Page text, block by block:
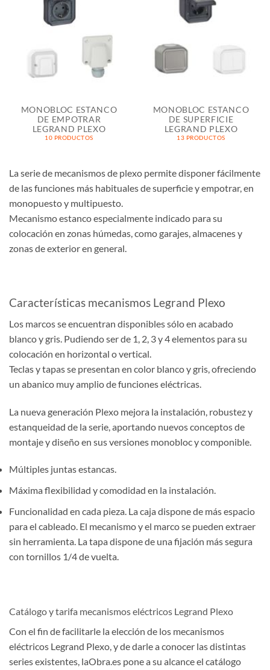
MONOBLOC ESTANCO
DE EMPOTRAR
LEGRAND PLEXO
10 PRODUCTOS
MONOBLOC ESTANCO
DE SUPERFICIE
LEGRAND PLEXO
13 PRODUCTOS
La serie de mecanismos de plexo permite disponer fácilmente
de las funciones más habituales de superficie y empotrar, en
monopuesto y multipuesto.
Mecanismo estanco especialmente indicado para su
colocación en zonas húmedas, como garajes, almacenes y
zonas de exterior en general.
Características mecanismos Legrand Plexo
Los marcos se encuentran disponibles sólo en acabado
blanco y gris. Pudiendo ser de 1, 2, 3 y 4 elementos para su
colocación en horizontal o vertical.
Teclas y tapas se presentan en color blanco y gris, ofreciendo
un abanico muy amplio de funciones eléctricas.
La nueva generación Plexo mejora la instalación, robustez y
estanqueidad de la serie, aportando nuevos conceptos de
montaje y diseño en sus versiones monobloc y componible.
Múltiples juntas estancas.
Máxima flexibilidad y comodidad en la instalación.
Funcionalidad en cada pieza. La caja dispone de más espacio
para el cableado. El mecanismo y el marco se pueden extraer
sin herramienta. La tapa dispone de una fijación más segura
con tornillos 1/4 de vuelta.
Catálogo y tarifa mecanismos eléctricos Legrand Plexo
Con el fin de facilitarle la elección de los mecanismos
eléctricos Legrand Plexo, y de darle a conocer las distintas
series existentes, laObra.es pone a su alcance el catálogo